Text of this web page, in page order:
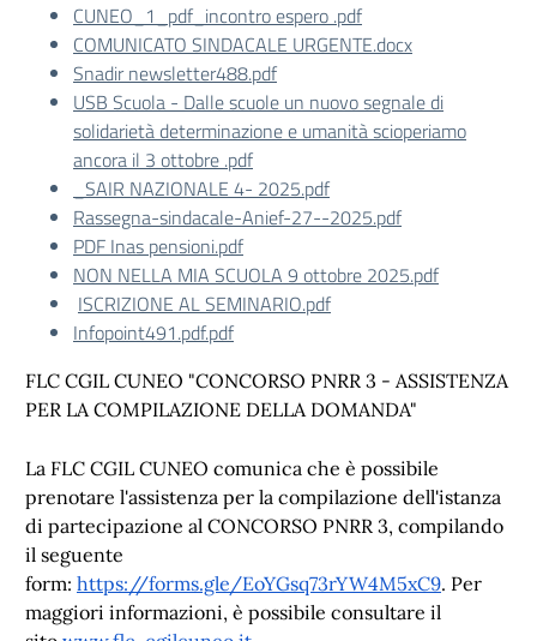
CUNEO_1_pdf_incontro espero .pdf
COMUNICATO SINDACALE URGENTE.docx
Snadir newsletter488.pdf
USB Scuola - Dalle scuole un nuovo segnale di
solidarietà determinazione e umanità scioperiamo
ancora il 3 ottobre .pdf
_SAIR NAZIONALE 4- 2025.pdf
Rassegna-sindacale-Anief-27--2025.pdf
PDF Inas pensioni.pdf
NON NELLA MIA SCUOLA 9 ottobre 2025.pdf
ISCRIZIONE AL SEMINARIO.pdf
Infopoint491.pdf.pdf
FLC CGIL CUNEO "CONCORSO PNRR 3 - ASSISTENZA
PER LA COMPILAZIONE DELLA DOMANDA"
La FLC CGIL CUNEO comunica che è possibile
prenotare l'assistenza per la compilazione dell'istanza
di partecipazione al CONCORSO PNRR 3, compilando
il seguente
form: https://forms.gle/EoYGsq73rYW4M5xC9. Per
maggiori informazioni, è possibile consultare il